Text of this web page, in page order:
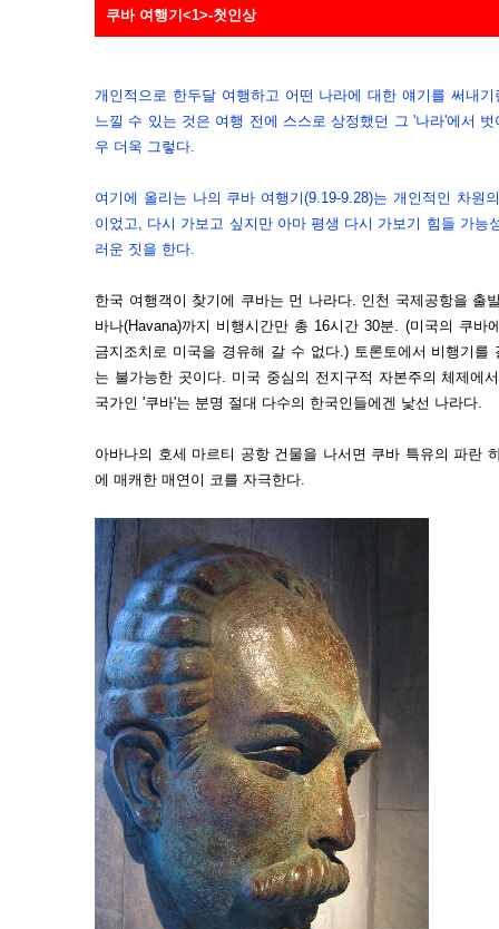
쿠바 여행기<1>-첫인상
개인적으로 한두달 여행하고 어떤 나라에 대한 얘기를 써내
느낄 수 있는 것은 여행 전에 스스로 상정했던 그 '나라'에서
우 더욱 그렇다.
여기에 올리는 나의 쿠바 여행기(9.19-9.28)는 개인적인 차원
이었고, 다시 가보고 싶지만 아마 평생 다시 가보기 힘들 가능
러운 짓을 한다.
한국 여행객이 찾기에 쿠바는 먼 나라다. 인천 국제공항을 출
바나(Havana)까지 비행시간만 총 16시간 30분. (미국의 쿠바
금지조치로 미국을 경유해 갈 수 없다.) 토론토에서 비행기
는 불가능한 곳이다. 미국 중심의 전지구적 자본주의 체제에
국가인 '쿠바'는 분명 절대 다수의 한국인들에겐 낯선 나라다.
아바나의 호세 마르티 공항 건물을 나서면 쿠바 특유의 파란
에 매캐한 매연이 코를 자극한다.